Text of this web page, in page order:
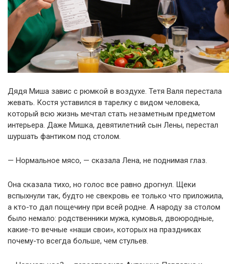
Дядя Миша завис с рюмкой в воздухе. Тетя Валя перестала
жевать. Костя уставился в тарелку с видом человека,
который всю жизнь мечтал стать незаметным предметом
интерьера. Даже Мишка, девятилетний сын Лены, перестал
шуршать фантиком под столом.
— Нормальное мясо, — сказала Лена, не поднимая глаз.
Она сказала тихо, но голос все равно дрогнул. Щеки
вспыхнули так, будто не свекровь ее только что приложила,
а кто-то дал пощечину при всей родне. А народу за столом
было немало: родственники мужа, кумовья, двоюродные,
какие-то вечные «наши свои», которых на праздниках
почему-то всегда больше, чем стульев.